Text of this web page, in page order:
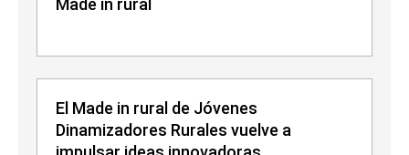
Made in rural
El Made in rural de Jóvenes
Dinamizadores Rurales vuelve a